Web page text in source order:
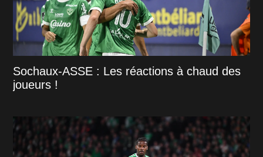
Sochaux-ASSE : Les réactions à chaud des
joueurs !